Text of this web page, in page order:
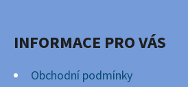
INFORMACE PRO VÁS
Obchodní podmínky